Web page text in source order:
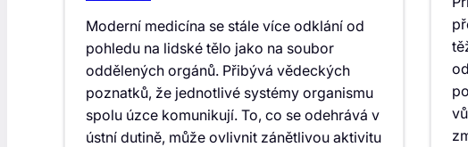
Moderní medicína se stále více odklání od
pohledu na lidské tělo jako na soubor
oddělených orgánů. Přibývá vědeckých
poznatků, že jednotlivé systémy organismu
spolu úzce komunikují. To, co se odehrává v
ústní dutině, může ovlivnit zánětlivou aktivitu